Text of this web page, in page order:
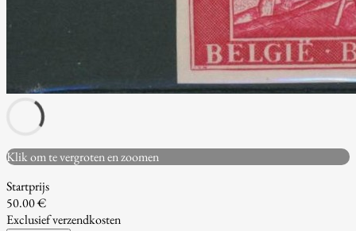
Klik om te vergroten en zoomen
Startprijs
50.00 €
Exclusief verzendkosten